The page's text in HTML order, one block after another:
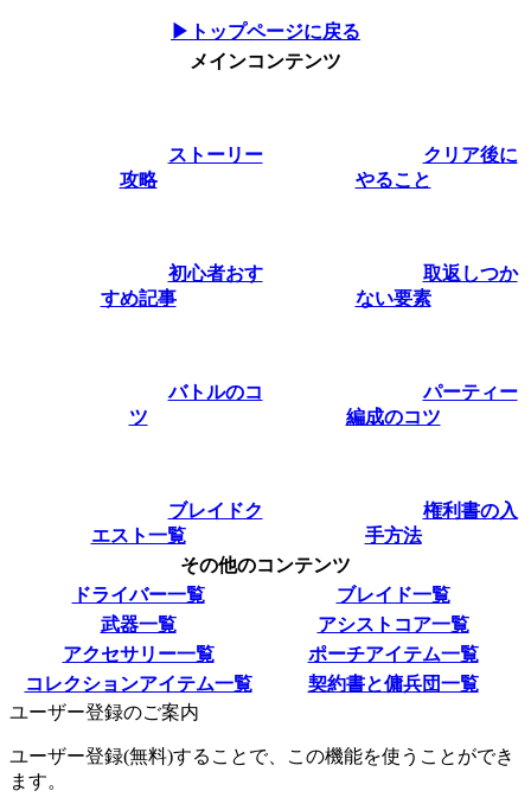
▶トップページに戻る
メインコンテンツ
ストーリー
攻略
クリア後に
やること
初心者おす
すめ記事
取返しつか
ない要素
バトルのコ
ツ
パーティー
編成のコツ
ブレイドク
エスト一覧
権利書の入
手方法
その他のコンテンツ
ドライバー一覧
ブレイド一覧
武器一覧
アシストコア一覧
アクセサリー一覧
ポーチアイテム一覧
コレクションアイテム一覧
契約書と傭兵団一覧
ユーザー登録のご案内
ユーザー登録(無料)することで、この機能を使うことができ
ます。